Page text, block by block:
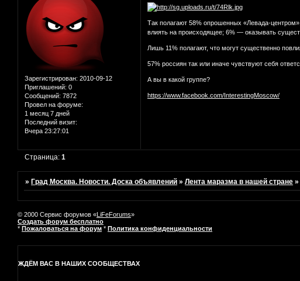
Зарегистрирован: 2010-09-12
Приглашений: 0
Сообщений: 7872
Провел на форуме:
1 месяц 7 дней
Последний визит:
Вчера 23:27:01
Так полагают 58% опрошенных «Левада-
влиять на происходящее; 6% — оказывать
Лишь 11% полагают, что могут существенно
57% россиян так или иначе чувствуют себя
А вы в какой группе?
https://www.facebook.com/InterestingMoscow/
Страница:1
»Град Москва. Новости. Доска объявлений »Лента маразма в нашей стране
© 2000 Сервис форумов «LiFeForums»
Создать форум бесплатно
* Пожаловаться на форум * Политика конфиденциальности
ЖДЁМ ВАС В НАШИХ СООБЩЕСТВАХ